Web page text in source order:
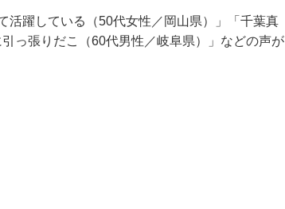
活躍している（50代女性／岡山県）」「千葉真
っ張りだこ（60代男性／岐阜県）」などの声が